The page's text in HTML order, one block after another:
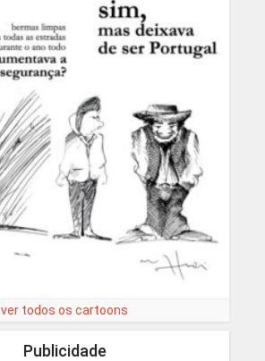
ver todos os cartoons
Publicidade